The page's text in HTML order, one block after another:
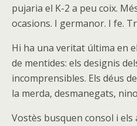
pujaria el K-2 a peu coix.
ocasions. I germanor. I fe.
Hi ha una veritat última en
de mentides: els designis
incomprensibles. Els déus
la merda, desmanegats,
Vostès busquen consol i els